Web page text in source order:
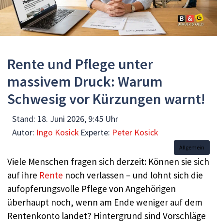
Rente und Pflege unter
massivem Druck: Warum
Schwesig vor Kürzungen warnt!
Stand: 18. Juni 2026, 9:45 Uhr
Autor: Ingo Kosick Experte: Peter Kosick
Allgemein
Viele Menschen fragen sich derzeit: Können sie sich
auf ihre Rente noch verlassen – und lohnt sich die
aufopferungsvolle Pflege von Angehörigen
überhaupt noch, wenn am Ende weniger auf dem
Rentenkonto landet? Hintergrund sind Vorschläge